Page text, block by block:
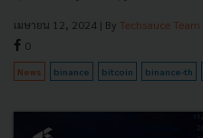
เมษายน 12, 2024 | By Techsauce Team
0
News binance bitcoin binance-th